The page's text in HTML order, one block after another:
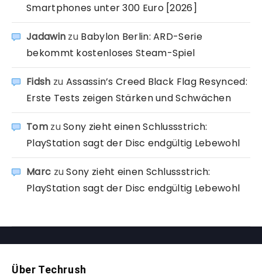
Smartphones unter 300 Euro [2026]
Jadawin zu Babylon Berlin: ARD-Serie
bekommt kostenloses Steam-Spiel
Fidsh zu Assassin’s Creed Black Flag Resynced:
Erste Tests zeigen Stärken und Schwächen
TomzuSony zieht einen Schlussstrich:
PlayStation sagt der Disc endgültig Lebewohl
Marc zuSony zieht einen Schlussstrich:
PlayStation sagt der Disc endgültig Lebewohl
Über Techrush